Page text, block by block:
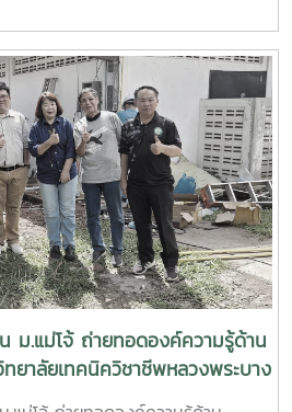
พลังงานและอุตสาหกรรม - ทดสอบ
บรองสมรรถนะผู้ผ่านการอบรม-
ตามความต้องการของสถาน
งาน ความร่วมมือครั้งนี้สะท้อนถึง
งานทดแทน มหาวิทยาลัยแม่โจ้ ในกา
หน่วยงานภาครัฐ เพื่อผลิตและพัฒนา
ด้านวิชาชีพที่ได้มาตรฐาน และพร้อม
ภาคอุตสาหกรรมด้านพลังงานและ
ยพลังงานทดแทน มหาวิทยาลัยแม่โจ้
ยความร่วมมือกับทุกภาคส่วน เพื่อยก
กษะวิชาชีพ และการผลิตบัณฑิต
าประเทศอย่างยั่งยืน
อมดวง คณบดีวิทยาลัยพลังงาน
สตราจารย์ ดร.กิตติกร สาสุจิตต์
ศาสตราจารย์ ดร.ยิ่งรักษ์ อรรถเวช
ริการวิชาการคณาจารย์ บุคลากร
า เข้าร่วมกิจกรรม สัมมนาวิชาการ
าความร่วมมือ (MOU) ระหว่าง
ายสถาบันการศึกษาในแขวงหลวงพระ
ยประชาชนลาว การสัมมนาครั้งนี้จัด
ปลี่ยนองค์ความรู้ ติดตามผลการ
กลงความร่วมมือ (MOU) และร่วม
วามร่วมมือด้านการศึกษา การวิจัย
งประเทศไทยและ สปป.ลาว ให้เกิด
จกรรมสำคัญภายในงาน ประกอบ
รู้ด้านพลังงานทดแทน สิ่งแวดล้อม
ม.แม่โจ้ ถ่ายทอดองค์ความรู้ด้าน
ยาลัยเทคนิควิชาชีพหลวงพระบาง
ร่วมมือไทย–สปป.ลาว